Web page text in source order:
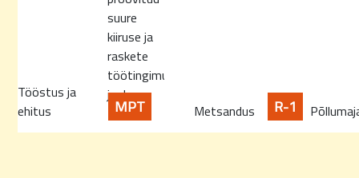
suure
kiiruse ja
raskete
töötingimuste
jaoks
Tööstus ja
ehitus
MPT Metsandus R-1